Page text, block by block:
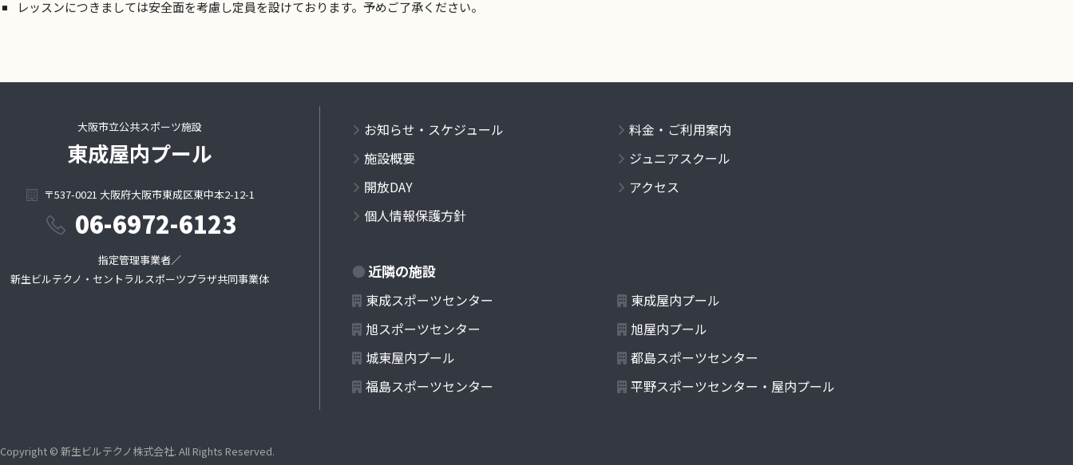
レッスンにつきましては安全面を考慮し定員を設けております。予めご了承ください。
大阪市立公共スポーツ施設
東成屋内プール
〒537-0021 大阪府大阪市東成区東中本2-12-1
06-6972-6123
指定管理事業者／
新生ビルテクノ・セントラルスポーツプラザ共同事業体
お知らせ・スケジュール
料金・ご利用案内
施設概要
ジュニアスクール
開放DAY
アクセス
個人情報保護方針
近隣の施設
東成スポーツセンター 東成屋内プール
旭スポーツセンター
旭屋内プール
城東屋内プール
都島スポーツセンター
福島スポーツセンター
平野スポーツセンター・屋内プール
Copyright © 新生ビルテクノ株式会社. All Rights Reserved.